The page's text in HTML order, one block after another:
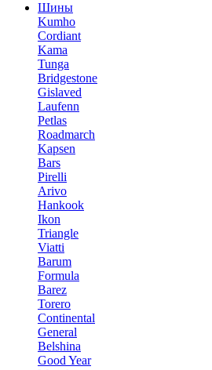
Шины
Kumho
Cordiant
Kama
Tunga
Bridgestone
Gislaved
Laufenn
Petlas
Roadmarch
Kapsen
Bars
Pirelli
Arivo
Hankook
Ikon
Triangle
Viatti
Barum
Formula
Barez
Torero
Continental
General
Belshina
Good Year